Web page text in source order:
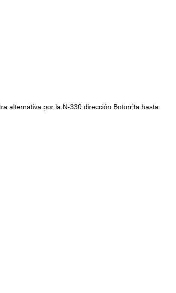
alternativa por la N-330 dirección Botorrita hasta